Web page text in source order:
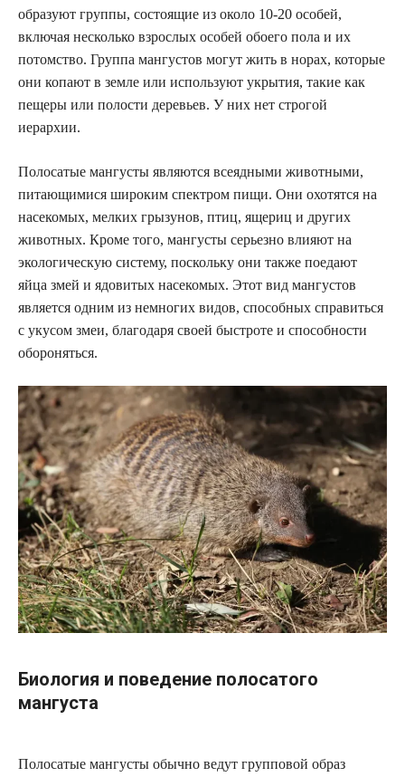
образуют группы, состоящие из около 10-20 особей,
включая несколько взрослых особей обоего пола и их
потомство. Группа мангустов могут жить в норах, которые
они копают в земле или используют укрытия, такие как
пещеры или полости деревьев. У них нет строгой
иерархии.
Полосатые мангусты являются всеядными животными,
питающимися широким спектром пищи. Они охотятся на
насекомых, мелких грызунов, птиц, ящериц и других
животных. Кроме того, мангусты серьезно влияют на
экологическую систему, поскольку они также поедают
яйца змей и ядовитых насекомых. Этот вид мангустов
является одним из немногих видов, способных справиться
с укусом змеи, благодаря своей быстроте и способности
обороняться.
Биология и поведение полосатого
мангуста
Полосатые мангусты обычно ведут групповой образ